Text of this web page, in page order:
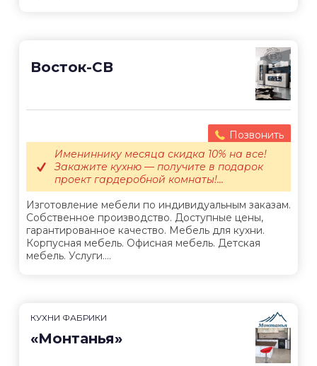
Восток-СВ
Позвонить
Изготовление мебели по индивидуальным заказам.
Собственное производство. Доступные цены,
гарантированное качество. Мебель для кухни.
Корпусная мебель. Офисная мебель. Детская
мебель. Услуги....
Имениннику месяца скидка 10% на все!
Закажите кухню — получите в подарок
проект гардеробной комнаты!...
КУХНИ ФАБРИКИ
«Монтанья»